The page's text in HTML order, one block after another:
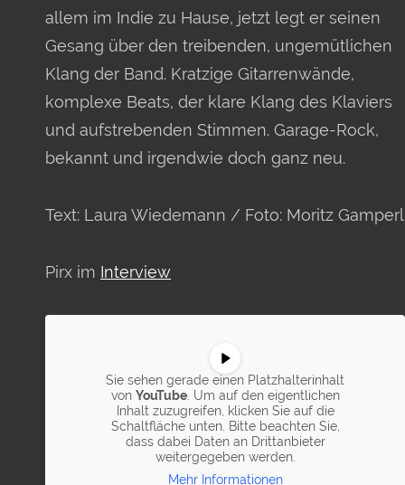
allem im Indie zu Hause, jetzt legt er seinen
Gesang über den treibenden, ungemütlichen
Klang der Band. Kratzige Gitarrenwände,
komplexe Beats, der klare Klang des Klaviers
und aufstrebenden Stimmen. Garage-Rock,
bekannt und irgendwie doch ganz neu.
Text: Laura Wiedemann / Foto: Moritz Gamperl
Pirx im Interview
Sie sehen gerade einen Platzhalterinhalt
von YouTube. Um auf den eigentlichen
Inhalt zuzugreifen, klicken Sie auf die
Schaltfläche unten. Bitte beachten Sie,
dass dabei Daten an Drittanbieter
weitergegeben werden.
Mehr Informationen